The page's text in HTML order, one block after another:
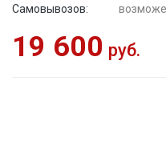
Самовывозов:
19 600 руб.